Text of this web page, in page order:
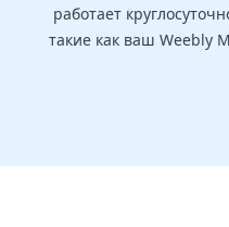
работает
такие как ваш Weebly